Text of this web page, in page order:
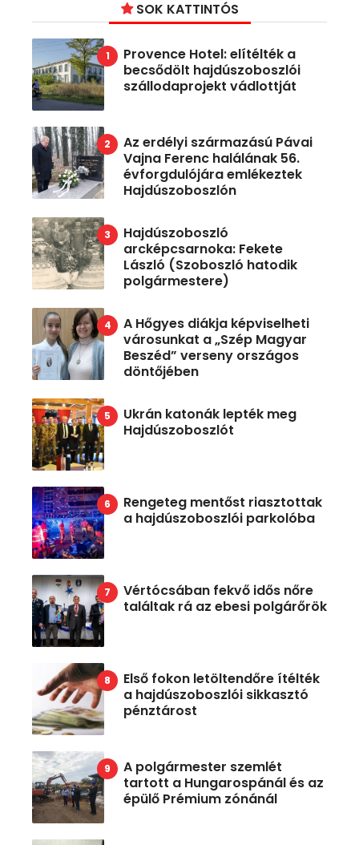
SOK KATTINTÓS
Provence Hotel: elítélték a
becsődölt hajdúszoboszlói
szállodaprojekt vádlottját
Az erdélyi származású Pávai
Vajna Ferenc halálának 56.
évforgdulójára emlékeztek
Hajdúszoboszlón
Hajdúszoboszló
arcképcsarnoka: Fekete
László (Szoboszló hatodik
polgármestere)
A Hőgyes diákja képviselheti
városunkat a „Szép Magyar
Beszéd” verseny országos
döntőjében
Ukrán katonák lepték meg
Hajdúszoboszlót
Rengeteg mentőst riasztottak
a hajdúszoboszlói parkolóba
Vértócsában fekvő idős nőre
találtak rá az ebesi polgárőrök
Első fokon letöltendőre ítélték
a hajdúszoboszlói sikkasztó
pénztárost
A polgármester szemlét
tartott a Hungarospánál és az
épülő Prémium zónánál